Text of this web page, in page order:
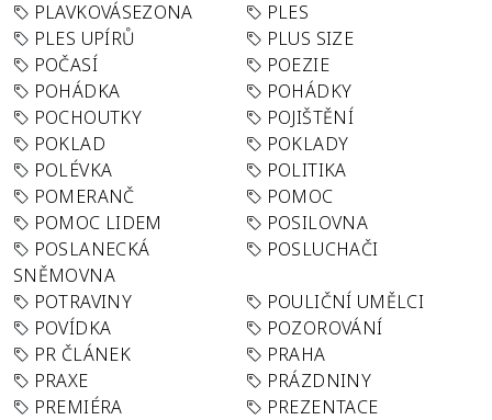
PLAVKOVÁSEZONA
PLES
PLES UPÍRŮ
PLUS SIZE
POČASÍ
POEZIE
POHÁDKA
POHÁDKY
POCHOUTKY
POJIŠTĚNÍ
POKLAD
POKLADY
POLÉVKA
POLITIKA
POMERANČ
POMOC
POMOC LIDEM
POSILOVNA
POSLANECKÁ
SNĚMOVNA
POSLUCHAČI
POTRAVINY
POULIČNÍ UMĚLCI
POVÍDKA
POZOROVÁNÍ
PR ČLÁNEK
PRAHA
PRAXE
PRÁZDNINY
PREMIÉRA
PREZENTACE